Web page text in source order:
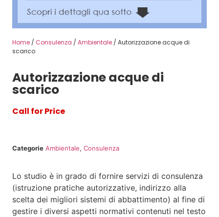
Home / Consulenza / Ambientale / Autorizzazione acque di
scarico
Autorizzazione acque di
scarico
Call for Price
Categorie Ambientale, Consulenza
Lo studio è in grado di fornire servizi di consulenza
(istruzione pratiche autorizzative, indirizzo alla
scelta dei migliori sistemi di abbattimento) al fine di
gestire i diversi aspetti normativi contenuti nel testo